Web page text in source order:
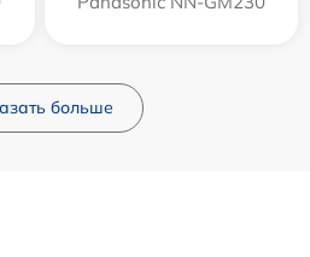
больше